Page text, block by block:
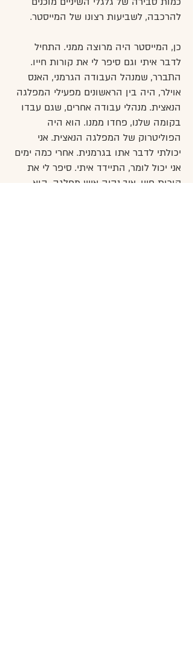
להרכבה, לשביעות רצונו של המייסטר.
כן, המייסטר היה מרוצה ממני. התחיל
לדבר איתי וגם סיפר לי את קורות חייו.
התברר, שמנהל העבודה הגרמני, האנס
אוילר, היה בין הראשונים מפעילי המפלגה
הנאצית. מנהלי עבודה אחרים, שגם עבדו
בקומה שלנו, פחדו ממנו. הוא היה
הפוליטרוק של המפלגה הנאצית. אני
יכולתי לדבר אתו בגרמנית. אחרי כמה ימים
אני יכול לומר, התיידד איתי. סיפר לי את
קורות חייו, איך נהיה איש מפלגה. הוא